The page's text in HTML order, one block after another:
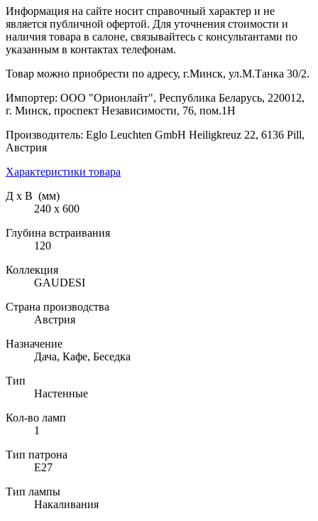
Информация на сайте носит справочный характер и не
является публичной офертой. Для уточнения стоимости и
наличия товара в салоне, связывайтесь с консультантами по
указанным в контактах телефонам.
Товар можно приобрести по адресу, г.Минск, ул.М.Танка 30/2.
Импортер: ООО "Орионлайт", Республика Беларусь, 220012,
г. Минск, проспект Независимости, 76, пом.1Н
Производитель: Eglo Leuchten GmbH Heiligkreuz 22, 6136 Pill,
Австрия
Характеристики товара
Д х В (мм)
240 х 600
Глубина встраивания
120
Коллекция
GAUDESI
Страна производства
Австрия
Назначение
Дача, Кафе, Беседка
Тип
Настенные
Кол-во ламп
1
Тип патрона
E27
Тип лампы
Накаливания